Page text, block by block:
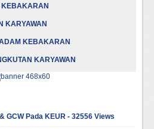
KEBAKARAN
KARYAWAN
KEBAKARAN
KARYAWAN
GCW Pada KEUR - 32556 Views